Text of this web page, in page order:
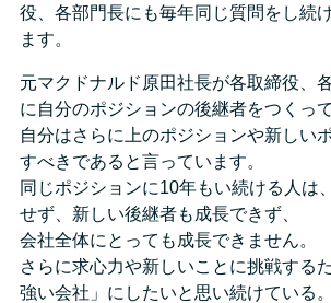
役、各部門長にも毎年同じ質問をし続
ます。
元マクドナルド原田社長が各取締役、
に自分のポジションの後継者をつくっ
自分はさらに上のポジションや新しい
すべきであると言っています。
同じポジションに10年もい続ける人は
せず、新しい後継者も成長できず、
会社全体にとっても成長できません。
さらに求心力や新しいことに挑戦する
強い会社」にしたいと思い続けている。